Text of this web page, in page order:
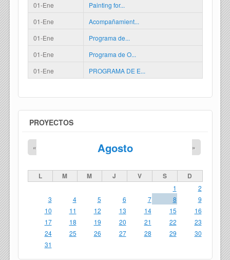
01-Ene
Painting for...
01-Ene
Acompañamient...
01-Ene
Programa de...
01-Ene
Programa de O...
01-Ene
PROGRAMA DE E...
PROYECTOS
Agosto
« »
L M M J V S D
1
2
3
4 5 6 7 8
9
10
11 12 13 14 15
16
17
18 19 20 21 22
23
24
25 26 27 28 29
30
31